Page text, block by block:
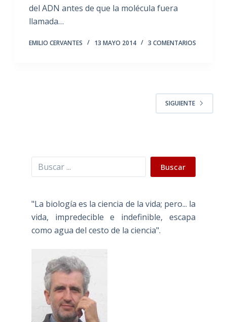
del ADN antes de que la molécula fuera
llamada…
EMILIO CERVANTES 13 MAYO 2014 3 COMENTARIOS
SIGUIENTE
Buscar Buscar
"La biología es la ciencia de la vida; pero... la
vida, impredecible e indefinible, escapa
como agua del cesto de la ciencia".